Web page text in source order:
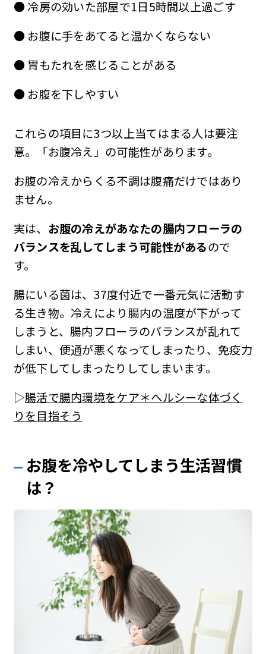
● 冷房の効いた部屋で1日5時間以上過ごす
● お腹に手をあてると温かくならない
● 胃もたれを感じることがある
● お腹を下しやすい
これらの項目に3つ以上当てはまる人は要注
意。「お腹冷え」の可能性があります。
お腹の冷えからくる不調は腹痛だけではあり
ません。
実は、 お腹の冷えがあなたの腸内フローラの
バランスを乱してしまう可能性があるので
す。
腸にいる菌は、37度付近で一番元気に活動す
る生き物。冷えにより腸内の温度が下がって
しまうと、腸内フローラのバランスが乱れて
しまい、便通が悪くなってしまったり、免疫力
が低下してしまったりしてしまいます。
▷腸活で腸内環境をケア＊ヘルシーな体づく
りを目指そう
お腹を冷やしてしまう生活習慣
は？